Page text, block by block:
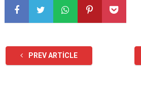
PREV ARTICLE